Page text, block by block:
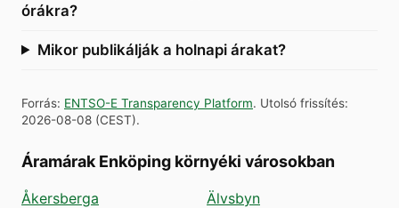
órákra?
Mikor publikálják a holnapi árakat?
Forrás: ENTSO-E Transparency Platform. Utolsó frissítés:
2026-08-08 (CEST).
Áramárak Enköping környéki városokban
Åkersberga
Älvsbyn